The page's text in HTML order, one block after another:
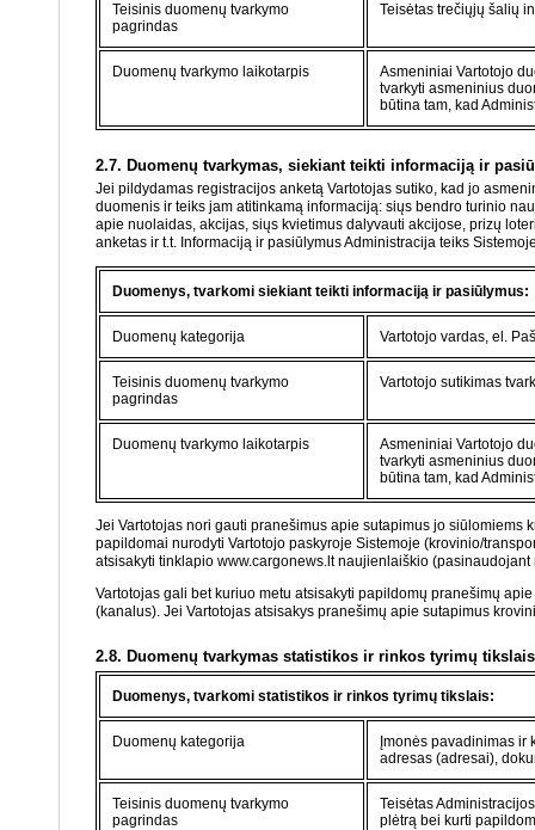
Teisinis duomenų tvarkymo
pagrindas
Teisėtas trečiųjų šalių
Duomenų tvarkymo laikotarpis
Asmeniniai Vartotojo
tvarkyti asmeninius
būtina tam, kad
2.7. Duomenų tvarkymas, siekiant teikti informaciją ir
Jei pildydamas registracijos anketą Vartotojas sutiko, kad jo
duomenis ir teiks jam atitinkamą informaciją: siųs bendro turinio
apie nuolaidas, akcijas, siųs kvietimus dalyvauti akcijose, prizų
anketas ir t.t. Informaciją ir pasiūlymus Administracija teiks
Duomenys, tvarkomi siekiant teikti informaciją ir pasiūlymus:
Duomenų kategorija Vartotojo vardas, el.
Teisinis duomenų tvarkymo
pagrindas
Vartotojo sutikimas
Duomenų tvarkymo laikotarpis
Asmeniniai Vartotojo
tvarkyti asmeninius
būtina tam, kad
Jei Vartotojas nori gauti pranešimus apie sutapimus jo
papildomai nurodyti Vartotojo paskyroje Sistemoje (krovinio/
atsisakyti tinklapio www.cargonews.lt naujienlaiškio
Vartotojas gali bet kuriuo metu atsisakyti papildomų pranešimų
(kanalus). Jei Vartotojas atsisakys pranešimų apie sutapimus
2.8. Duomenų tvarkymas statistikos ir rinkos tyrimų
Duomenys, tvarkomi statistikos ir rinkos tyrimų tikslais:
Duomenų kategorija
Įmonės pavadinimas ir
adresas (adresai),
Teisinis duomenų tvarkymo
pagrindas
Teisėtas
plėtrą bei kurti